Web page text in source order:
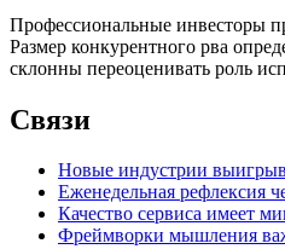
Профессиональные инвесторы
Размер конкурентного рва
склонны переоценивать роль
Связи
Новые индустрии
Еженедельная рефлексия
Качество сервиса имеет
Фреймворки мышления